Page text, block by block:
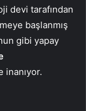
devi tarafından
başlanmış
gibi yapay